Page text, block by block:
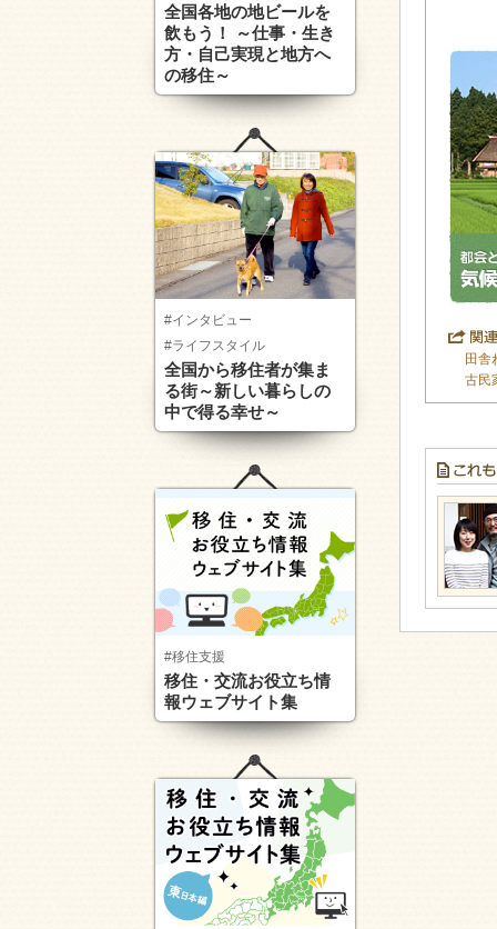
田舎
古民
全国各地の地ビールを
飲もう！ ～仕事・生き
方・自己実現と地方へ
の移住～
#インタビュー
#ライフスタイル
全国から移住者が集ま
る街～新しい暮らしの
中で得る幸せ～
#移住支援
移住・交流お役立ち情
報ウェブサイト集